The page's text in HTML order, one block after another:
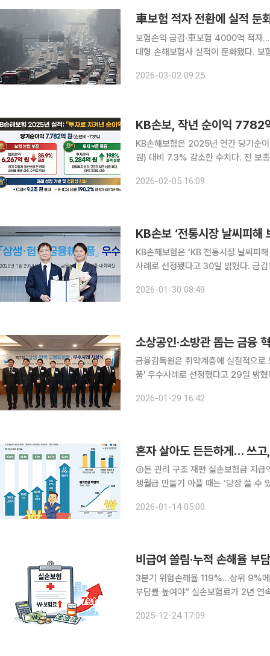
車보험 적자 전환에 실적
보험손익 급감·車보험 4000억 적자…투자이익으로 방어 자동
대형 손해보험사 실적이 둔화됐다.
손보사 5곳의 지난해 당기순이익은
2026-03-02 09:25
KB손보, 작년 순이익
KB손해보험은 2025년 연간 당기순
원) 대비 7.3% 감소한 수치다. 전 보
6267억원으로 전년 대비 35.9% 급
2026-02-05 16:09
KB손보 ‘전통시장 날씨피해
KB손해보험은 ‘KB 전통시장 날씨피
사례로 선정됐다고 30일 밝혔다. 금감원은 사회 취약계층을 배려하거나 민생 안정에 실질적으로 기
다. 이번에 선정된 ‘KB 전통시장 날
2026-01-30 08:49
소상공인·소방관 돕는 금융
금융감독원은 취약계층에 실질적으
품' 우수사례로 선정했다고 29일 밝혔다. 이찬진 금융감독원장은 이날 본원에서 금융신상
덜어주고 소방관들의 보장 사각지대
2026-01-29 16:42
③돈 관리 구조 재편 실손보험금 지급액 13.1% '쑥'예상 밖 지출에 대비할 필요성혼족 노후준비 평
생월급 만들기 아플 때는 ‘당장 쓸 수 있는 돈’이 중요하고 한 번 속으면 평생 모은 자산이 순식간에
다. 혼자 사는 삶이 늘면서 돈의 쓰임
2026-01-14 05:00
비급여 쏠림·누적 손해율
3분기 위험손해율 119%…상위 9%
부담률 높여야” 실손보험료가 2년 연속 7%대를 넘는 인상률을 기록하며 가계 부담이 빠르게 커지
2025-12-24 17:09